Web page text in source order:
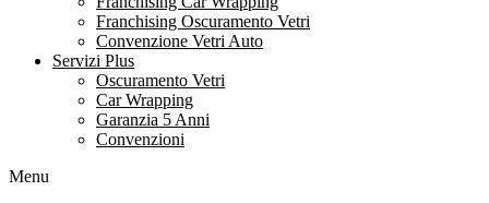
Franchising Oscuramento Vetri
Convenzione Vetri Auto
Servizi Plus
Oscuramento Vetri
Car Wrapping
Garanzia 5 Anni
Convenzioni
Menu